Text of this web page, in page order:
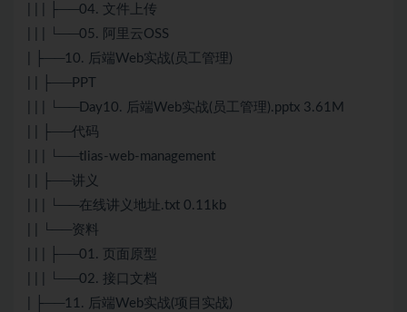
| | | ├──04. 文件上传
| | | └──05. 阿里云OSS
| ├──10. 后端Web实战(员工管理)
| | ├──PPT
| | | └──Day10. 后端Web实战(员工管理).pptx 3.61M
| | ├──代码
| | | └──tlias-web-management
| | ├──讲义
| | | └──在线讲义地址.txt 0.11kb
| | └──资料
| | | ├──01. 页面原型
| | | └──02. 接口文档
| ├──11. 后端Web实战(项目实战)